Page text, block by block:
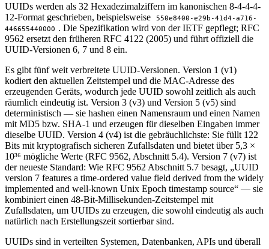
UUIDs werden als 32 Hexadezimalziffern im kanonischen 8-4-4-4-
12-Format geschrieben, beispielsweise
550e8400-e29b-41d4-a716-
446655440000 . Die Spezifikation wird von der IETF gepflegt; RFC
9562 ersetzt den früheren RFC 4122 (2005) und führt offiziell die
UUID-Versionen 6, 7 und 8 ein.
Es gibt fünf weit verbreitete UUID-Versionen. Version 1 (v1)
kodiert den aktuellen Zeitstempel und die MAC-Adresse des
erzeugenden Geräts, wodurch jede UUID sowohl zeitlich als auch
räumlich eindeutig ist. Version 3 (v3) und Version 5 (v5) sind
deterministisch — sie hashen einen Namensraum und einen Namen
mit MD5 bzw. SHA-1 und erzeugen für dieselben Eingaben immer
dieselbe UUID. Version 4 (v4) ist die gebräuchlichste: Sie füllt 122
Bits mit kryptografisch sicheren Zufallsdaten und bietet über 5,3 ×
10³⁶ mögliche Werte (RFC 9562, Abschnitt 5.4). Version 7 (v7) ist
der neueste Standard: Wie RFC 9562 Abschnitt 5.7 besagt, „UUID
version 7 features a time-ordered value field derived from the widely
implemented and well-known Unix Epoch timestamp source“ — sie
kombiniert einen 48-Bit-Millisekunden-Zeitstempel mit
Zufallsdaten, um UUIDs zu erzeugen, die sowohl eindeutig als auch
natürlich nach Erstellungszeit sortierbar sind.
UUIDs sind in verteilten Systemen, Datenbanken, APIs und überall